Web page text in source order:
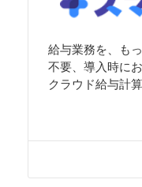
給与業務を、も
不要、導入時に
クラウド給与計算